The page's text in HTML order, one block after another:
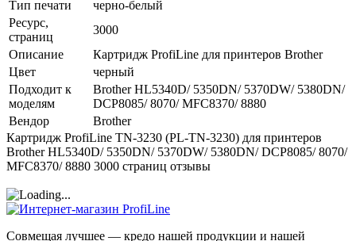
Тип печати
черно-белый
Ресурс,
страниц
3000
Описание
Картридж ProfiLine для принтеров Brother
Цвет
черный
Подходит к
моделям
Brother HL5340D/ 5350DN/ 5370DW/ 5380DN/
DCP8085/ 8070/ MFC8370/ 8880
Вендор
Brother
Картридж ProfiLine TN-3230 (PL-TN-3230) для принтеров
Brother HL5340D/ 5350DN/ 5370DW/ 5380DN/ DCP8085/ 8070/
MFC8370/ 8880 3000 страниц отзывы
Совмещая лучшее — кредо нашей продукции и нашей